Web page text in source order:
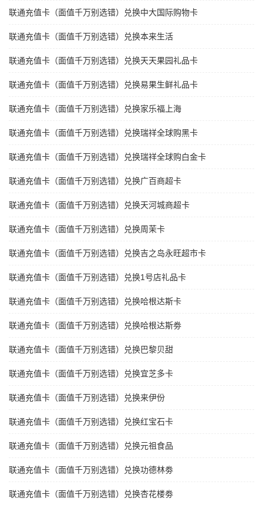
联通充值卡（面值千万别选错）兑换中大国际购物卡
联通充值卡（面值千万别选错）兑换本来生活
联通充值卡（面值千万别选错）兑换天天果园礼品卡
联通充值卡（面值千万别选错）兑换易果生鲜礼品卡
联通充值卡（面值千万别选错）兑换家乐福上海
联通充值卡（面值千万别选错）兑换瑞祥全球购黑卡
联通充值卡（面值千万别选错）兑换瑞祥全球购白金卡
联通充值卡（面值千万别选错）兑换广百商超卡
联通充值卡（面值千万别选错）兑换天河城商超卡
联通充值卡（面值千万别选错）兑换周茉卡
联通充值卡（面值千万别选错）兑换吉之岛永旺超市卡
联通充值卡（面值千万别选错）兑换1号店礼品卡
联通充值卡（面值千万别选错）兑换哈根达斯卡
联通充值卡（面值千万别选错）兑换哈根达斯劵
联通充值卡（面值千万别选错）兑换巴黎贝甜
联通充值卡（面值千万别选错）兑换宜芝多卡
联通充值卡（面值千万别选错）兑换来伊份
联通充值卡（面值千万别选错）兑换红宝石卡
联通充值卡（面值千万别选错）兑换元祖食品
联通充值卡（面值千万别选错）兑换功德林劵
联通充值卡（面值千万别选错）兑换杏花楼劵